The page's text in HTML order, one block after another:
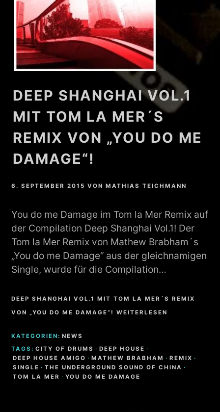
DEEP SHANGHAI VOL.1
MIT TOM LA MER´S
REMIX VON „YOU DO ME
DAMAGE“!
6. SEPTEMBER 2015 VONMATHIAS TEICHMANN
You do me Damage im Tom la Mer Remix auf
der Compilation Deep Shanghai Vol.1! Der
Tom la Mer Remix von Mathew Brabham´s
„You do me Damage“ aus der gleichnamigen
Single, wurde für die Compilation…
DEEP SHANGHAI VOL.1 MIT TOM LA MER´S REMIX
VON „YOU DO ME DAMAGE“! WEITERLESEN
KATEGORIEN: NEWS
TAGS: CITY OF DRUMS · DEEP HOUSE ·
DEEP HOUSE AMIGO · MATHEW BRABHAM · REMIX ·
SINGLE · THE UNDERGROUND SOUND OF CHINA ·
TOM LA MER · YOU DO ME DAMAGE